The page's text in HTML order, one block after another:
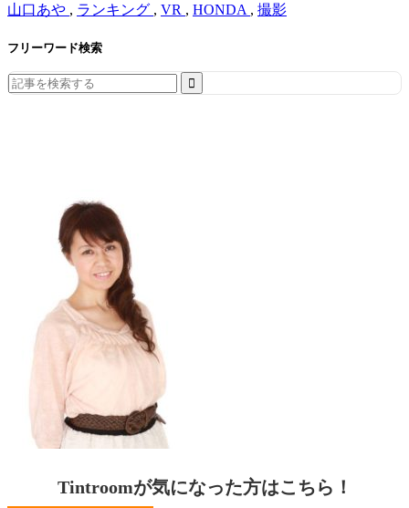
山口あや , ランキング , VR , HONDA , 撮影
フリーワード検索
Search
for:
Tintroomが気になった方はこちら！